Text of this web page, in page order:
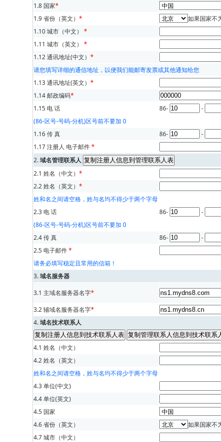
1.8 国家*
1.9 省份（英文） *
如果国家不
1.10 城市（中文） *
1.11 城市（英文） *
1.12 通讯地址(中文） *
请您填写详细的通信地址，以便我们能邮寄发票或其他通知给您
1.13 通讯地址(英文） *
1.14 邮政编码*
1.15 电 话
86-
-
(86-区号-号码-分机)区号前不要加 0
1.16 传 真
86-
-
1.17 注册人 电子邮件*
2.域名管理联系人
2.1 姓名（中文） *
2.2 姓名（英文） *
姓和名之间请空格，姓与名均不得少于两个字母
2.3 电 话
86-
-
(86-区号-号码-分机)区号前不要加 0
2.4 传 真
86-
-
2.5 电子邮件*
请务必填写稳定且常用的信箱！
3.域名服务器
3.1 主域名服务器名字*
3.2 辅域名服务器名字*
4.域名技术联系人
4.1 姓名（中文）
4.2 姓名（英文）
姓和名之间请空格，姓与名均不得少于两个字母
4.3 单位(中文)
4.4 单位(英文)
4.5 国家
4.6 省份（英文）
如果国家不
4.7 城市（中文）